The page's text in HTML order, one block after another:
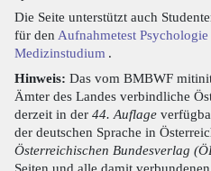
Die Seite unterstützt auch
für den Aufnahmetest Psychologie
Medizinstudium .
Hinweis: Das vom BMBWF
Ämter des Landes verbindliche
derzeit in der 44. Auflage
der deutschen Sprache in
Österreichischen Bundesverlag
Seiten und alle damit